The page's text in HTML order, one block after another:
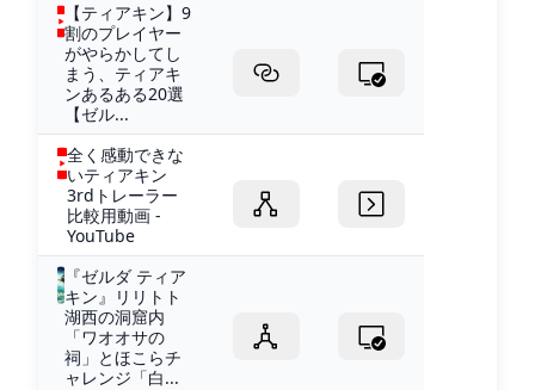
【ティアキン】9
割のプレイヤー
がやらかしてし
まう、ティアキ
ンあるある20選
【ゼル...
全く感動できな
いティアキン
3rdトレーラー
比較用動画 -
YouTube
『ゼルダ ティア
キン』リリトト
湖西の洞窟内
「ワオオサの
祠」とほこらチ
ャレンジ「白...